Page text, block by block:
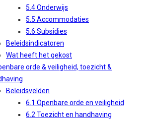
5.4 Onderwijs
5.5 Accommodaties
5.6 Subsidies
Beleidsindicatoren
Wat heeft het gekost
orde & veiligheid, toezicht &
Beleidsvelden
6.1 Openbare orde en veiligheid
6.2 Toezicht en handhaving